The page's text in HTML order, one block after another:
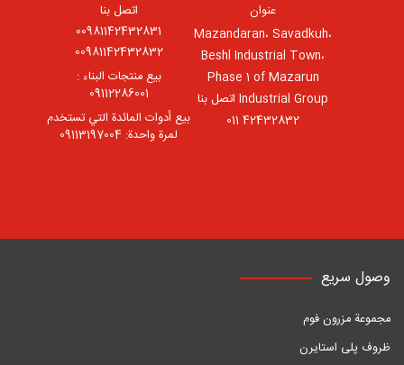
عنوان
Mazandaran، Savadkuh،
Beshl Industrial Town،
Phase 1 of Mazarun
Industrial Group اتصل بنا
42432832 011
اتصل بنا
00981142432831
00981142432832
بيع منتجات البناء :
09112286001
بيع أدوات المائدة التي تستخدم
لمرة واحدة: 09113197004
وصول سريع
مجموعة مزرون فوم
ظروف پلی استایرن